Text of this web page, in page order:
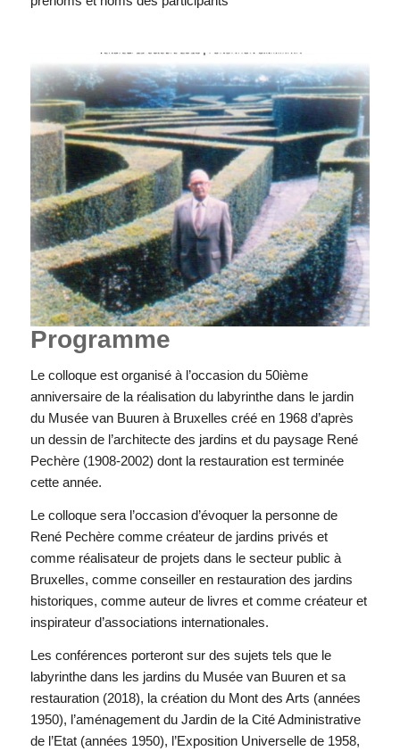
Programme
Le colloque est organisé à l’occasion du 50ième
anniversaire de la réalisation du labyrinthe dans le jardin
du Musée van Buuren à Bruxelles créé en 1968 d’après
un dessin de l’architecte des jardins et du paysage René
Pechère (1908-2002) dont la restauration est terminée
cette année.
Le colloque sera l’occasion d’évoquer la personne de
René Pechère comme créateur de jardins privés et
comme réalisateur de projets dans le secteur public à
Bruxelles, comme conseiller en restauration des jardins
historiques, comme auteur de livres et comme créateur et
inspirateur d’associations internationales.
Les conférences porteront sur des sujets tels que le
labyrinthe dans les jardins du Musée van Buuren et sa
restauration (2018), la création du Mont des Arts (années
1950), l’aménagement du Jardin de la Cité Administrative
de l’Etat (années 1950), l’Exposition Universelle de 1958,